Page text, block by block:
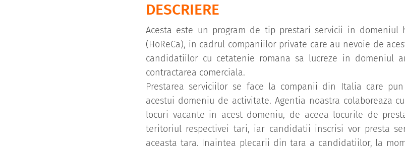
DESCRIERE
Acesta este un program de tip prestari servicii in
(HoReCa), in cadrul companiilor private care au nevoie de
candidatiilor cu cetatenie romana sa lucreze in domeniul
contractarea comerciala.
Prestarea serviciilor se face la companii din Italia care
acestui domeniu de activitate. Agentia noastra colaboreaza
locuri vacante in acest domeniu, de aceea locurile de
teritoriul respectivei tari, iar candidatii inscrisi vor presta
aceasta tara. Inaintea plecarii din tara a candidatiilor, la